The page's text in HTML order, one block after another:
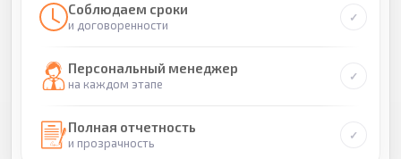
Соблюдаем сроки
и договоренности
Персональный менеджер
на каждом этапе
Полная отчетность
и прозрачность